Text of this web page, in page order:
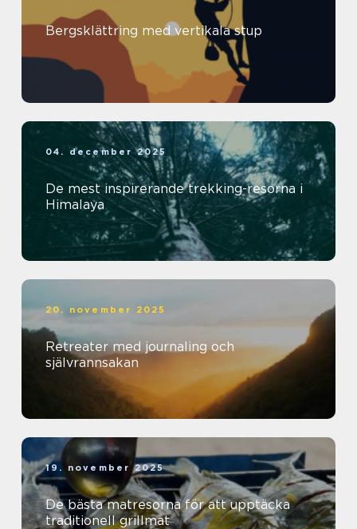
Bergsklättring med vertikala stup
04. december 2025
De mest inspirerande trekking-resorna i
Himalaya
20. november 2025
Retreater med journaling och
självrannsakan
19. november 2025
De bästa matresorna för att upptäcka
traditionell grillmat